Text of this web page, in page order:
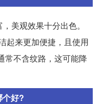
美观效果十分出色。
起来更加便捷，且使用
常不含纹路，这可能降
个好?